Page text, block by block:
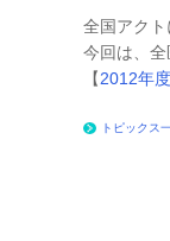
全国アクト
今回は、全
【2012年
トピックス